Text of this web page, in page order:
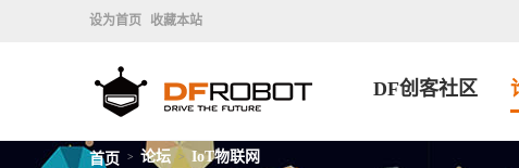
设为首页 收藏本站
DF创客社区
首页 > 论坛 > IoT物联网